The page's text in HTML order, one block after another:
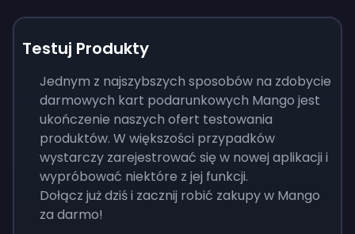
Testuj Produkty
Jednym z najszybszych sposobów na zdobycie
darmowych kart podarunkowych Mango jest
ukończenie naszych ofert testowania
produktów. W większości przypadków
wystarczy zarejestrować się w nowej aplikacji i
wypróbować niektóre z jej funkcji.
Dołącz już dziś i zacznij robić zakupy w Mango
za darmo!